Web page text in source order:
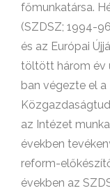
főmunkatársa.
(SZDSZ; 1994-
és az Európai
töltött három év
ban végezte el a
az Intézet
években
reform-
években az